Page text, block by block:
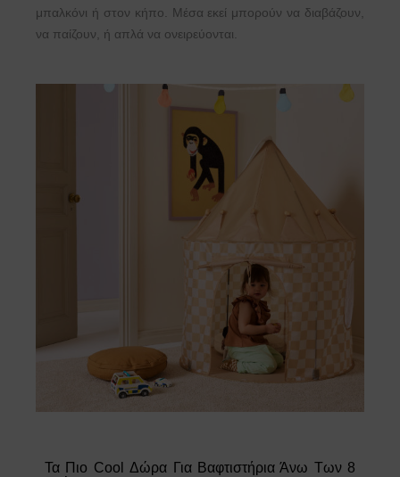
μπαλκόνι ή στον κήπο. Μέσα εκεί μπορούν να διαβάζουν,
να παίζουν, ή απλά να ονειρεύονται.
Τα Πιο Cool Δώρα Για Βαφτιστήρια Άνω Των 8